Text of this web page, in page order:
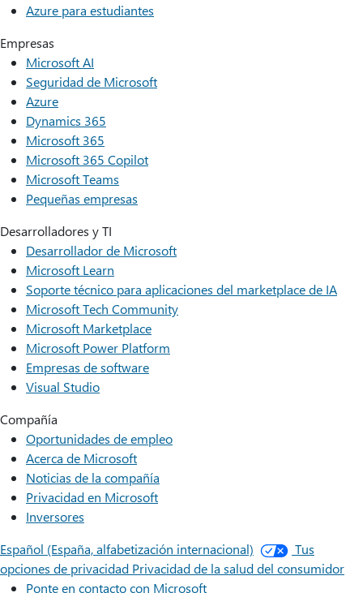
Azure para estudiantes
Empresas
Microsoft AI
Seguridad de Microsoft
Azure
Dynamics 365
Microsoft 365
Microsoft 365 Copilot
Microsoft Teams
Pequeñas empresas
Desarrolladores y TI
Desarrollador de Microsoft
Microsoft Learn
Soporte técnico para aplicaciones del marketplace de IA
Microsoft Tech Community
Microsoft Marketplace
Microsoft Power Platform
Empresas de software
Visual Studio
Compañía
Oportunidades de empleo
Acerca de Microsoft
Noticias de la compañía
Privacidad en Microsoft
Inversores
Español (España, alfabetización internacional)
Tus
opciones de privacidad Privacidad de la salud del consumidor
Ponte en contacto con Microsoft